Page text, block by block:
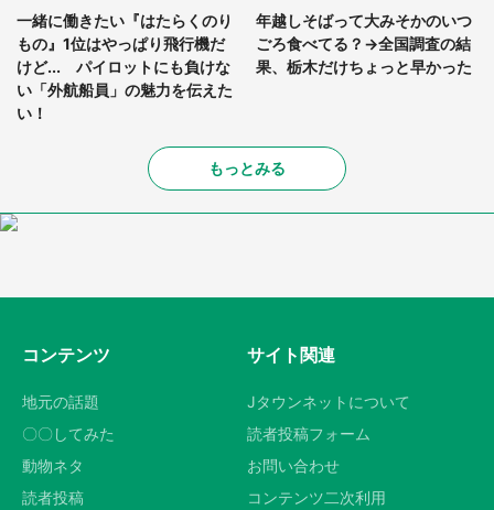
一緒に働きたい『はたらくのり
もの』1位はやっぱり飛行機だ
けど... パイロットにも負けな
い「外航船員」の魅力を伝えた
い！
年越しそばって大みそかのいつ
ごろ食べてる？→全国調査の結
果、栃木だけちょっと早かった
もっとみる
コンテンツ
地元の話題
〇〇してみた
動物ネタ
読者投稿
サイト関連
Jタウンネットについて
読者投稿フォーム
お問い合わせ
コンテンツ二次利用